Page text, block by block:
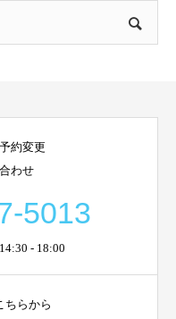
約変更
わせ
5013
- 18:00
ちらから